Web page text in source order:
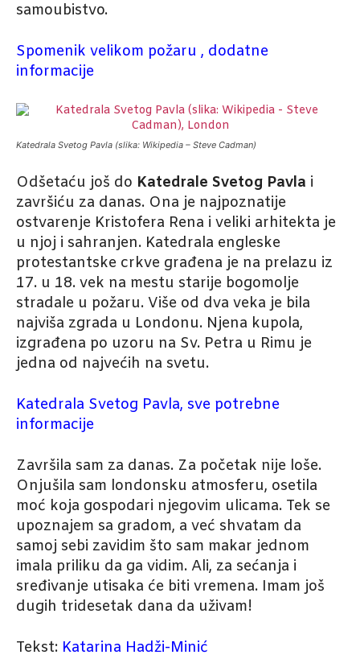
samoubistvo.
Spomenik velikom požaru , dodatne
informacije
Katedrala Svetog Pavla (slika: Wikipedia – Steve Cadman)
Odšetaću još do Katedrale Svetog Pavla i
završiću za danas. Ona je najpoznatije
ostvarenje Kristofera Rena i veliki arhitekta je
u njoj i sahranjen. Katedrala engleske
protestantske crkve građena je na prelazu iz
17. u 18. vek na mestu starije bogomolje
stradale u požaru. Više od dva veka je bila
najviša zgrada u Londonu. Njena kupola,
izgrađena po uzoru na Sv. Petra u Rimu je
jedna od najvećih na svetu.
Katedrala Svetog Pavla, sve potrebne
informacije
Završila sam za danas. Za početak nije loše.
Onjušila sam londonsku atmosferu, osetila
moć koja gospodari njegovim ulicama. Tek se
upoznajem sa gradom, a već shvatam da
samoj sebi zavidim što sam makar jednom
imala priliku da ga vidim. Ali, za sećanja i
sređivanje utisaka će biti vremena. Imam još
dugih tridesetak dana da uživam!
Tekst: Katarina Hadži-Minić